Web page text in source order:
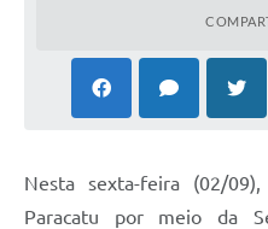
Nesta sexta-feira (02/
Paracatu por meio da